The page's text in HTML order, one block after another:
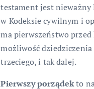
testament jest nieważny
w Kodeksie cywilnym i
ma pierwszeństwo przed
możliwość dziedziczenia
trzeciego, i tak dalej.
Pierwszy porządekto